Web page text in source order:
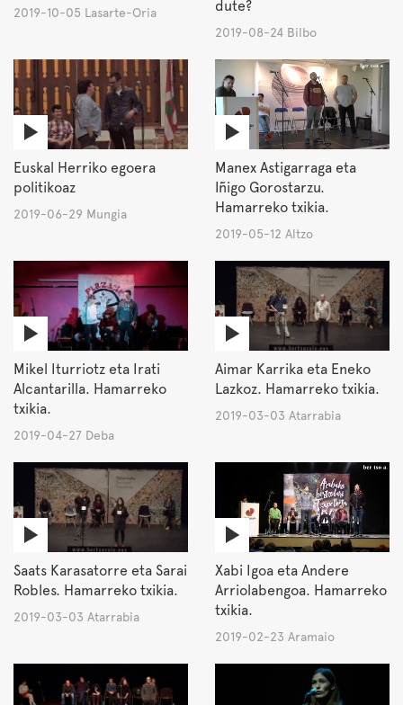
2019-10-05 Lasarte-Oria
dute?
2019-08-24 Bilbo
Euskal Herriko egoera
politikoaz
2019-06-29 Mungia
Manex Astigarraga eta
Iñigo Gorostarzu.
Hamarreko txikia.
2019-05-12 Altzo
Mikel Iturriotz eta Irati
Alcantarilla. Hamarreko
txikia.
2019-04-27 Deba
Aimar Karrika eta Eneko
Lazkoz. Hamarreko txikia.
2019-03-03 Atarrabia
Saats Karasatorre eta Sarai
Robles. Hamarreko txikia.
2019-03-03 Atarrabia
Xabi Igoa eta Andere
Arriolabengoa. Hamarreko
txikia.
2019-02-23 Aramaio